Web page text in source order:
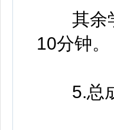
其余学
10分钟。
5.总